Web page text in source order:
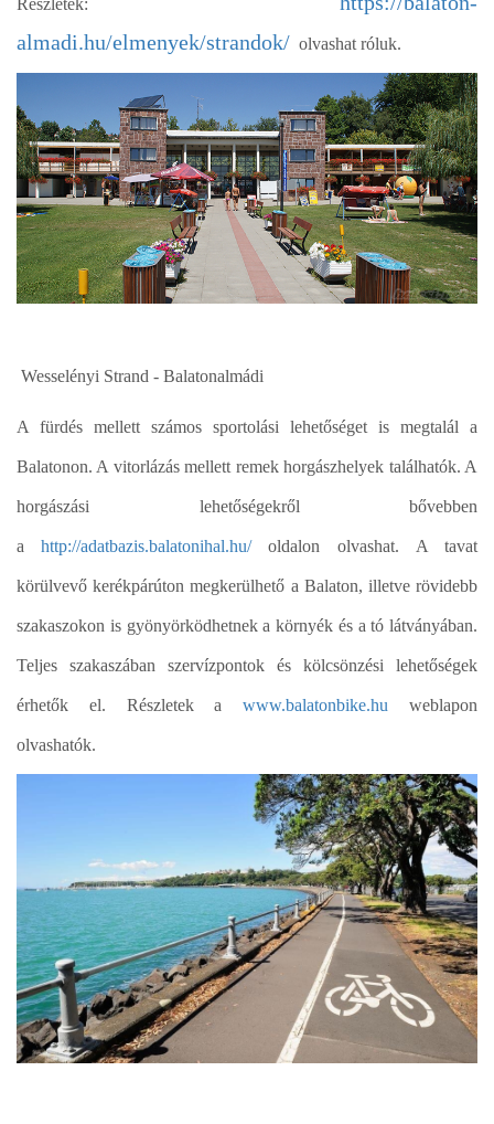
Részletek:
almadi.hu/elmenyek/strandok/ olvashat róluk.
Wesselényi Strand - Balatonalmádi
A fürdés mellett számos sportolási lehetőséget is megtalál a
Balatonon. A vitorlázás mellett remek horgászhelyek találhatók. A
horgászási lehetőségekről bővebben
ahttp://adatbazis.balatonihal.hu/oldalon olvashat. A tavat
körülvevő kerékpárúton megkerülhető a Balaton, illetve rövidebb
szakaszokon is gyönyörködhetnek a környék és a tó látványában.
Teljes szakaszában szervízpontok és kölcsönzési lehetőségek
érhetők el. Részletek awww.balatonbike.hu weblapon
olvashatók.